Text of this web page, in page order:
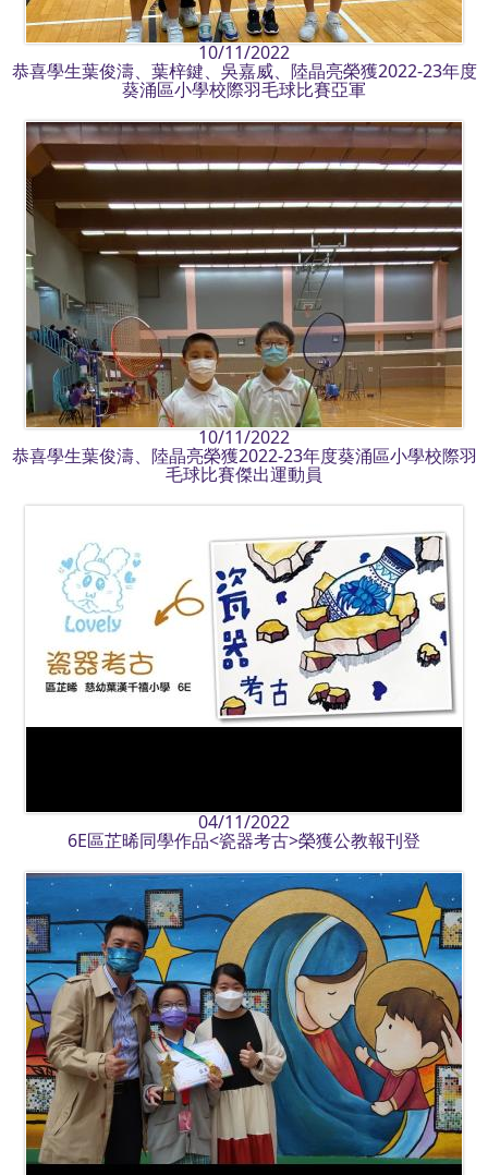
10/11/2022
恭喜學生葉俊濤、葉梓鍵、吳嘉威、陸晶亮榮獲2022-23年度
葵涌區小學校際羽毛球比賽亞軍
10/11/2022
恭喜學生葉俊濤、陸晶亮榮獲2022-23年度葵涌區小學校際羽
毛球比賽傑出運動員
04/11/2022
6E區芷晞同學作品<瓷器考古>榮獲公教報刊登